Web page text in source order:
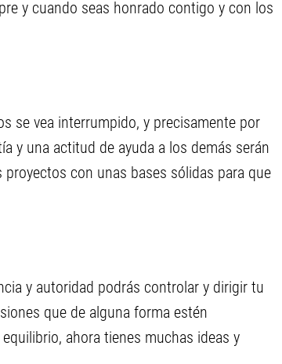
y cuando seas honrado contigo y con los
se vea interrumpido, y precisamente por
y una actitud de ayuda a los demás serán
con unas bases sólidas para que
y autoridad podrás controlar y dirigir tu
que de alguna forma estén
ahora tienes muchas ideas y